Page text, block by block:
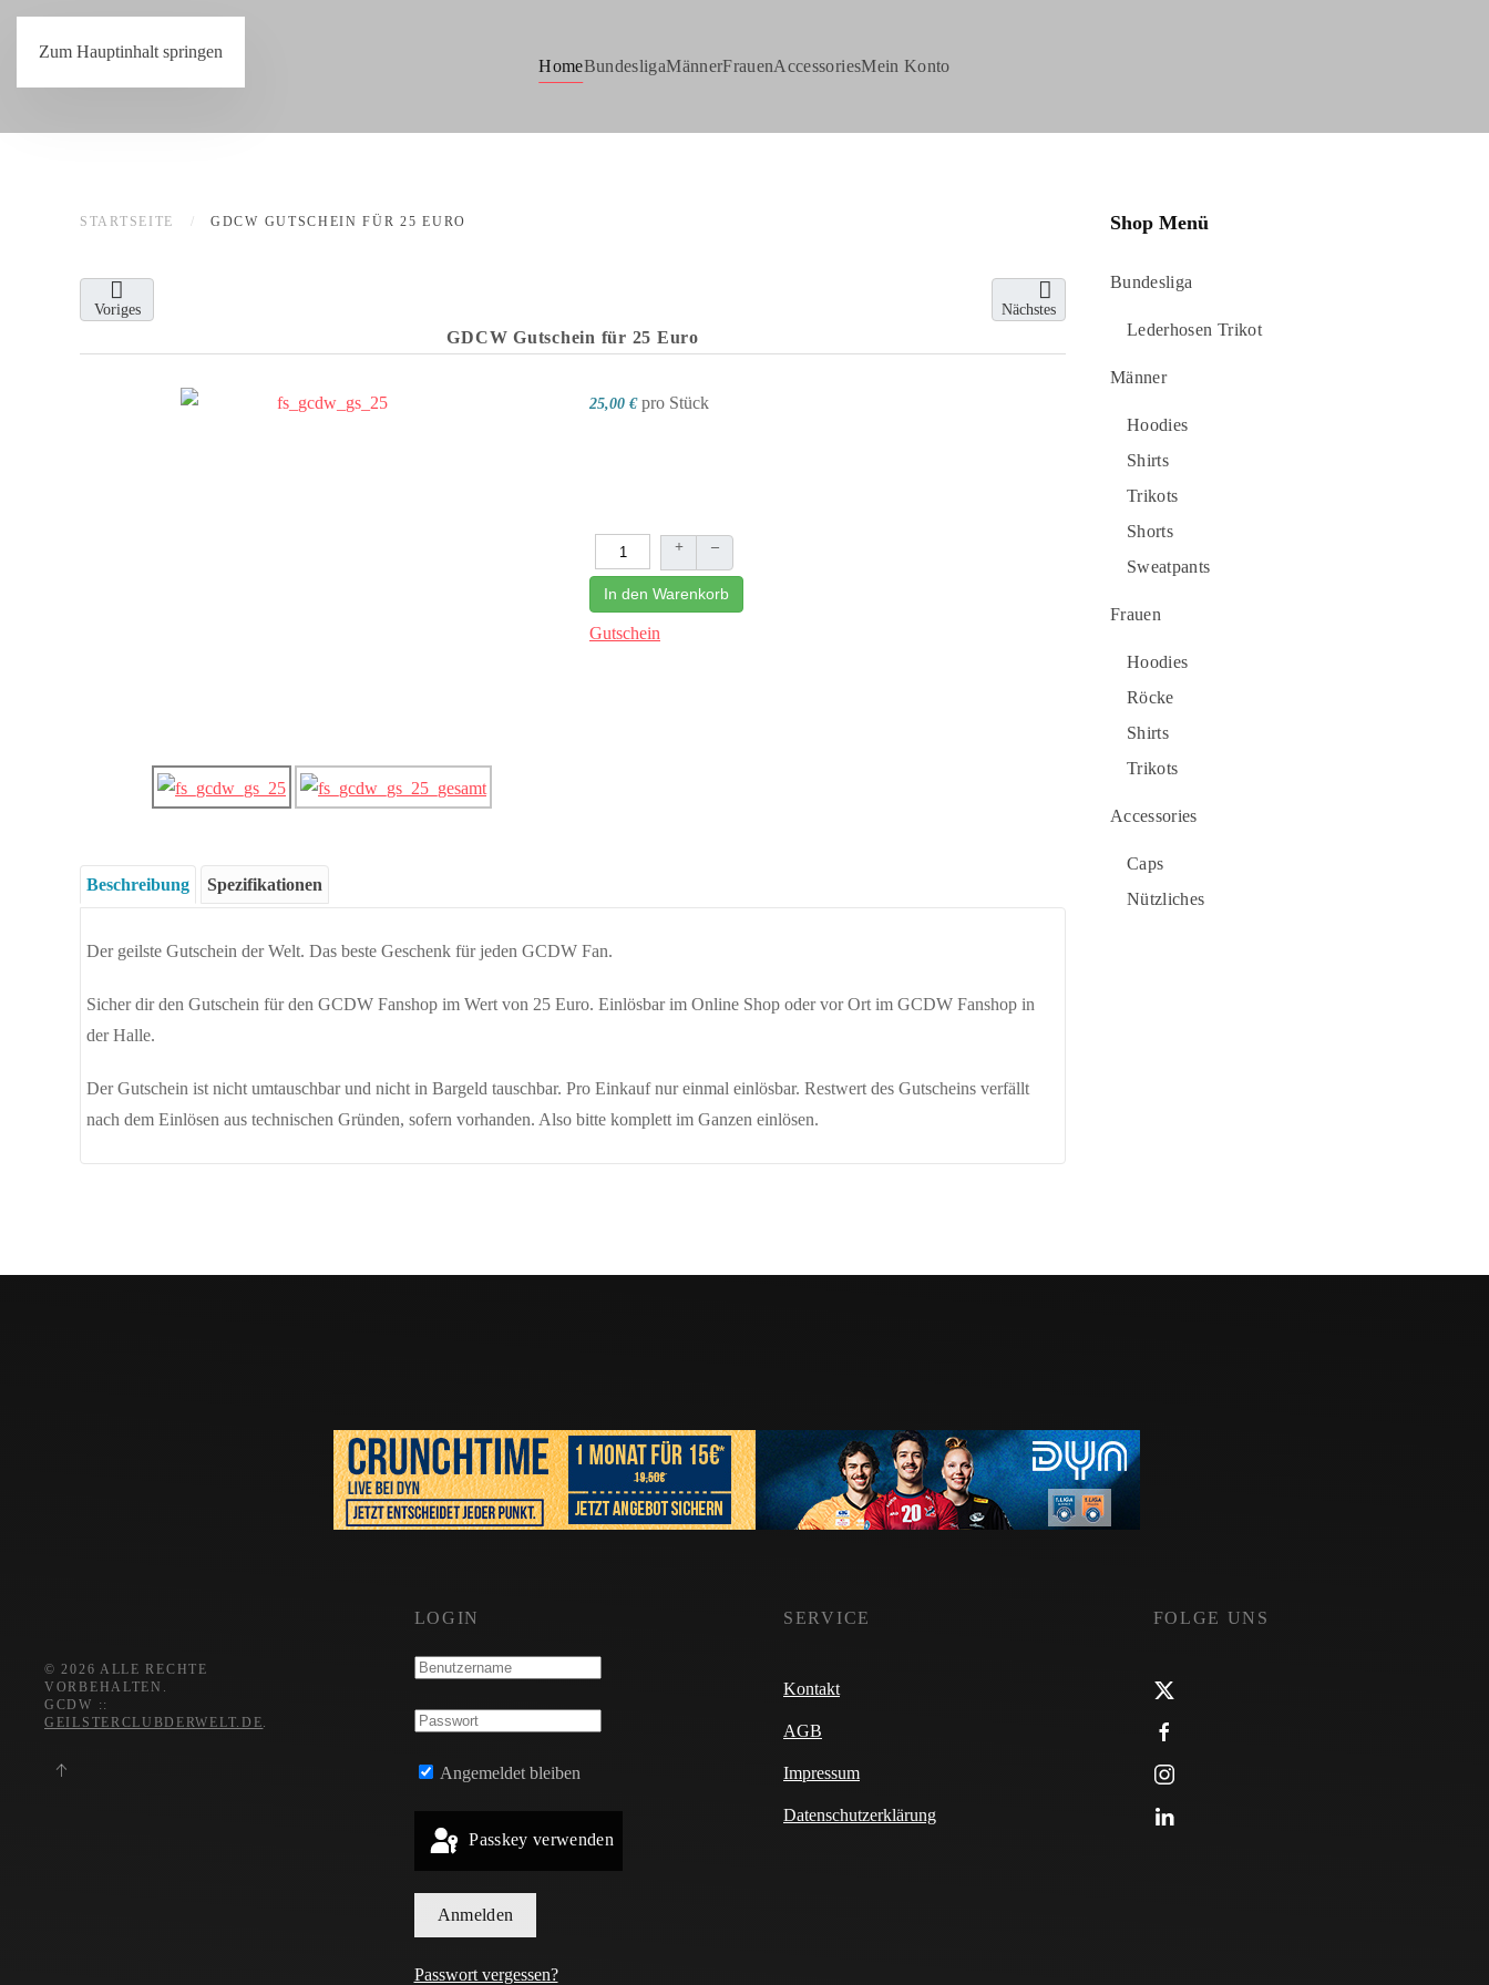
Zum Hauptinhalt springen
HomeBundesligaMännerFrauenAccessoriesMein Konto
STARTSEITE GDCW GUTSCHEIN FÜR 25 EURO
Voriges Nächstes
GDCW Gutschein für 25 Euro
25,00 € pro Stück
+ –
In den Warenkorb
Gutschein
Beschreibung Spezifikationen
Der geilste Gutschein der Welt. Das beste Geschenk für jeden GCDW Fan.
Sicher dir den Gutschein für den GCDW Fanshop im Wert von 25 Euro. Einlösbar im Online Shop oder vor Ort im GCDW Fanshop in
der Halle.
Der Gutschein ist nicht umtauschbar und nicht in Bargeld tauschbar. Pro Einkauf nur einmal einlösbar. Restwert des Gutscheins verfällt
nach dem Einlösen aus technischen Gründen, sofern vorhanden. Also bitte komplett im Ganzen einlösen.
Shop Menü
Bundesliga
Lederhosen Trikot
Männer
Hoodies
Shirts
Trikots
Shorts
Sweatpants
Frauen
Hoodies
Röcke
Shirts
Trikots
Accessories
Caps
Nützliches
©2026 ALLE RECHTE
VORBEHALTEN.
GCDW ::
GEILSTERCLUBDERWELT.DE.
LOGIN
Angemeldet bleiben
Passkey verwenden
Anmelden
Passwort vergessen?
SERVICE
Kontakt
AGB
Impressum
Datenschutzerklärung
FOLGE UNS